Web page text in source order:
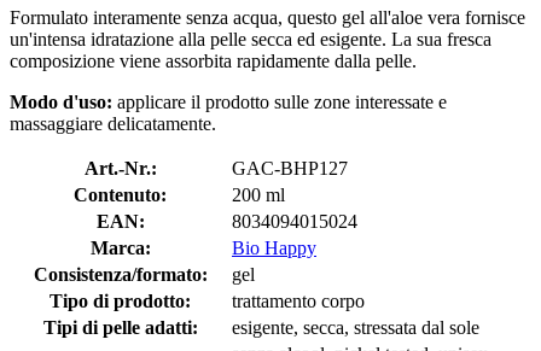
Formulato interamente senza acqua, questo gel all'aloe vera fornisce
un'intensa idratazione alla pelle secca ed esigente. La sua fresca
composizione viene assorbita rapidamente dalla pelle.
Modo d'uso: applicare il prodotto sulle zone interessate e
massaggiare delicatamente.
Art.-Nr.:
GAC-BHP127
Contenuto:
200 ml
EAN:
8034094015024
Marca:
Bio Happy
Consistenza/formato:
gel
Tipo di prodotto:
trattamento corpo
Tipi di pelle adatti:
esigente, secca, stressata dal sole